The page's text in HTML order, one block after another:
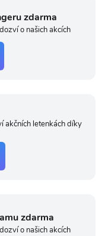
zdarma
o našich akcích
akčních letenkách díky
zdarma
o našich akcích